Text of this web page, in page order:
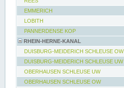
EMMERICH
LOBITH
PANNERDENSE KOP
RHEIN-HERNE-KANAL
DUISBURG-MEIDERICH SCHLEUSE OW
DUISBURG-MEIDERICH SCHLEUSE UW
OBERHAUSEN SCHLEUSE UW
OBERHAUSEN SCHLEUSE OW